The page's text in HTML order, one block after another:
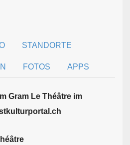
STANDORTE
FOTOS APPS
Gram Le Théâtre im